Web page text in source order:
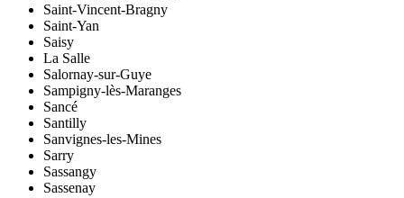
Saint-Vincent-Bragny
Saint-Yan
Saisy
La Salle
Salornay-sur-Guye
Sampigny-lès-Maranges
Sancé
Santilly
Sanvignes-les-Mines
Sarry
Sassangy
Sassenay